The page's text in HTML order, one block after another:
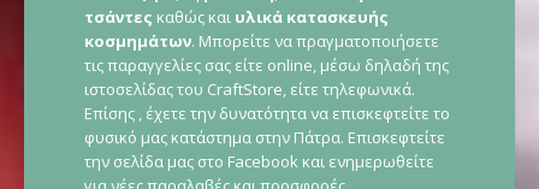
τσάντες καθώς και υλικά κατασκευής
κοσμημάτων. Μπορείτε να πραγματοποιήσετε
τις παραγγελίες σας είτε online, μέσω δηλαδή της
ιστοσελίδας του CraftStore, είτε τηλεφωνικά.
Επίσης , έχετε την δυνατότητα να επισκεφτείτε το
φυσικό μας κατάστημα στην Πάτρα. Επισκεφτείτε
την σελίδα μας στο Facebook και ενημερωθείτε